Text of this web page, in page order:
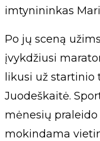
imtynininkas
Po jų sceną
įvykdžiusi
likusi už
Juodeškaitė.
mėnesių
mokindama